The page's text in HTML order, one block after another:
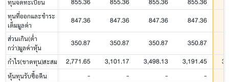
ทุนจดทะเบียน
ทุนที่ออกและชำระ
เต็มมูลค่า
847.36 847.36 847.36 847.36
ส่วนเกิน(ต่ำ
กว่า)มูลค่าหุ้น
350.87 350.87 350.87 350.87
กำไร(ขาดทุน)สะสม 2,771.65 3,101.17 3,498.13 3,191.45
หุ้นทุนรับซื้อคืน - - - -